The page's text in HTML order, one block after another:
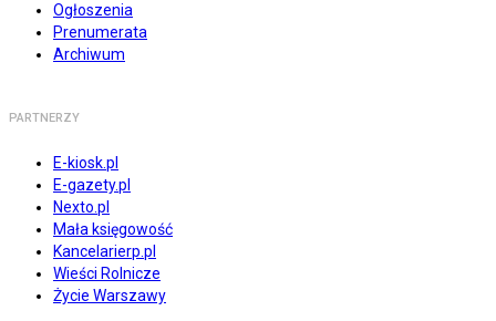
Ogłoszenia
Prenumerata
Archiwum
PARTNERZY
E-kiosk.pl
E-gazety.pl
Nexto.pl
Mała księgowość
Kancelarierp.pl
Wieści Rolnicze
Życie Warszawy